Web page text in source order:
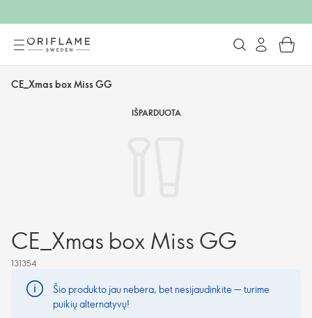
CE_Xmas box Miss GG
IŠPARDUOTA
CE_Xmas box Miss GG
131354
Šio produkto jau nebėra, bet nesijaudinkite — turime
puikių alternatyvų!